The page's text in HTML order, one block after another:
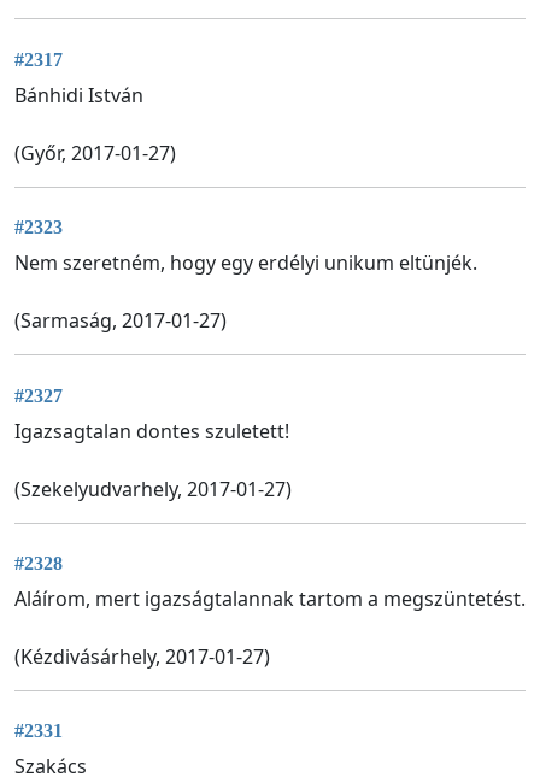
#2317
Bánhidi István
(Győr, 2017-01-27)
#2323
Nem szeretném, hogy egy erdélyi unikum eltünjék.
(Sarmaság, 2017-01-27)
#2327
Igazsagtalan dontes szuletett!
(Szekelyudvarhely, 2017-01-27)
#2328
Aláírom, mert igazságtalannak tartom a megszüntetést.
(Kézdivásárhely, 2017-01-27)
#2331
Szakács